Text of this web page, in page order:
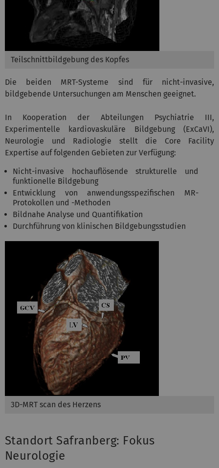
Teilschnittbildgebung des Kopfes
Die beiden MRT-Systeme sind für nicht-invasive,
bildgebende Untersuchungen am Menschen geeignet.
In Kooperation der Abteilungen Psychiatrie III,
Experimentelle kardiovaskuläre Bildgebung (ExCaVI),
Neurologie und Radiologie stellt die Core Facility
Expertise auf folgenden Gebieten zur Verfügung:
Nicht-invasive hochauflösende strukturelle und
funktionelle Bildgebung
Entwicklung von anwendungsspezifischen MR-
Protokollen und -Methoden
Bildnahe Analyse und Quantifikation
Durchführung von klinischen Bildgebungsstudien
3D-MRT scan des Herzens
Standort Safranberg: Fokus
Neurologie